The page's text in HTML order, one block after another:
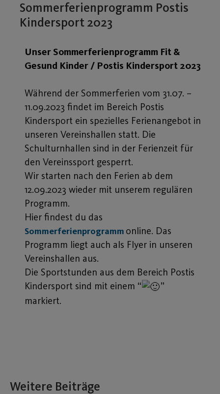
Sommerferienprogramm Postis
Kindersport 2023
Unser Sommerferienprogramm Fit &
Gesund Kinder / Postis Kindersport 2023
Während der Sommerferien vom 31.07. –
11.09.2023 findet im Bereich Postis
Kindersport ein spezielles Ferienangebot in
unseren Vereinshallen statt. Die
Schulturnhallen sind in der Ferienzeit für
den Vereinssport gesperrt.
Wir starten nach den Ferien ab dem
12.09.2023 wieder mit unserem regulären
Programm.
Hier findest du das
Sommerferienprogramm online. Das
Programm liegt auch als Flyer in unseren
Vereinshallen aus.
Die Sportstunden aus dem Bereich Postis
Kindersport sind mit einem “
”
markiert.
Weitere Beiträge